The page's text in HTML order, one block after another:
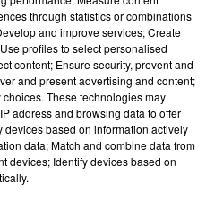
- 24/07/26
through statistics or combinations
and improve services; Create
profiles to select personalised
content; Ensure security, prevent and
and present advertising and content;
These technologies may
address and browsing data to offer
based on information actively
data; Match and combine data from
devices; Identify devices based on